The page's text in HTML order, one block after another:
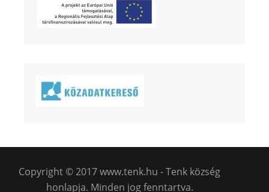
Copyright © 2017 www.tenk.hu - Tenk község
honlapja. Minden jog fenntartva.